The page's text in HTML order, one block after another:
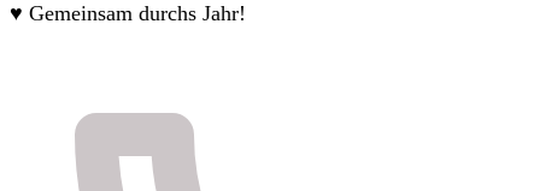
♥ Gemeinsam durchs Jahr!